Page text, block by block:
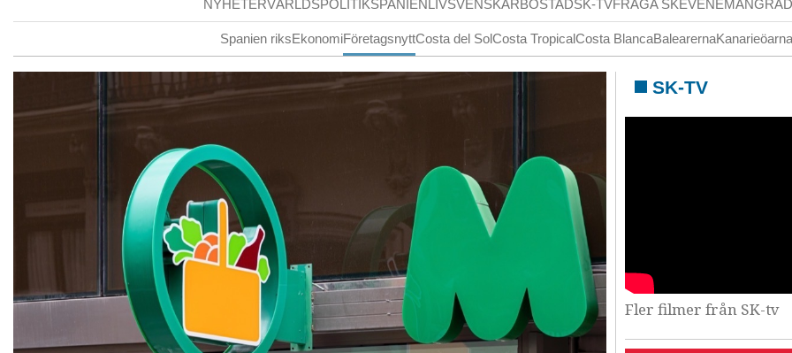
NYHETERVÄRLDSPOLITIKSPANIENLIVSVENSKARBOSTADSK-TVFRÅGA SKEVENEMANG
Spanien riksEkonomiFöretagsnyttCosta del SolCosta TropicalCosta BlancaBalearerna
SK-TV
Fler filmer från SK-tv